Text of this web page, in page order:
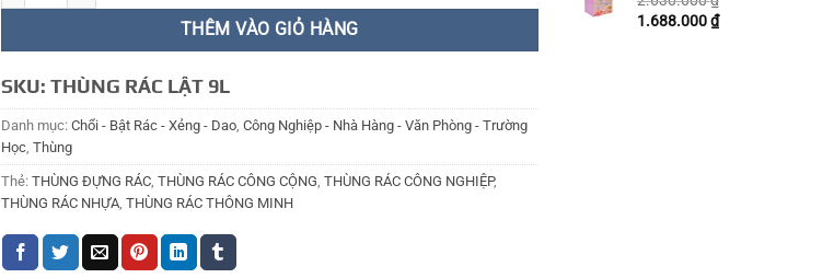
THÊM VÀO GIỎ HÀNG
SKU: THÙNG RÁC LẬT 9L
Danh mục: Chổi - Bật Rác - Xẻng - Dao, Công Nghiệp - Nhà Hàng - Văn Phòng - Trường
Học, Thùng
Thẻ: THÙNG ĐỰNG RÁC, THÙNG RÁC CÔNG CỘNG, THÙNG RÁC CÔNG NGHIỆP,
THÙNG RÁC NHỰA, THÙNG RÁC THÔNG MINH
1.688.000₫